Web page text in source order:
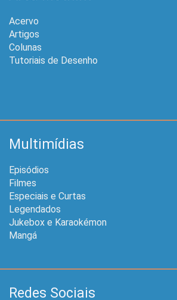
Acervo
Artigos
Colunas
Tutoriais de Desenho
Multimídias
Episódios
Filmes
Especiais e Curtas
Legendados
Jukebox e Karaokémon
Mangá
Redes Sociais